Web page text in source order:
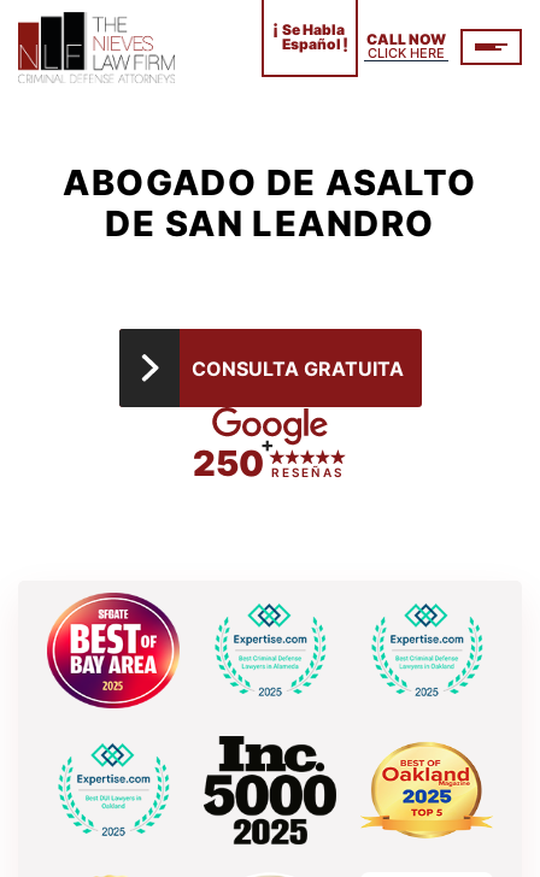
¡ Se Habla
Español ! CALL NOW
CLICK HERE
ABOGADO DE ASALTO
DE SAN LEANDRO
CONSULTA GRATUITA
250+
RESEÑAS